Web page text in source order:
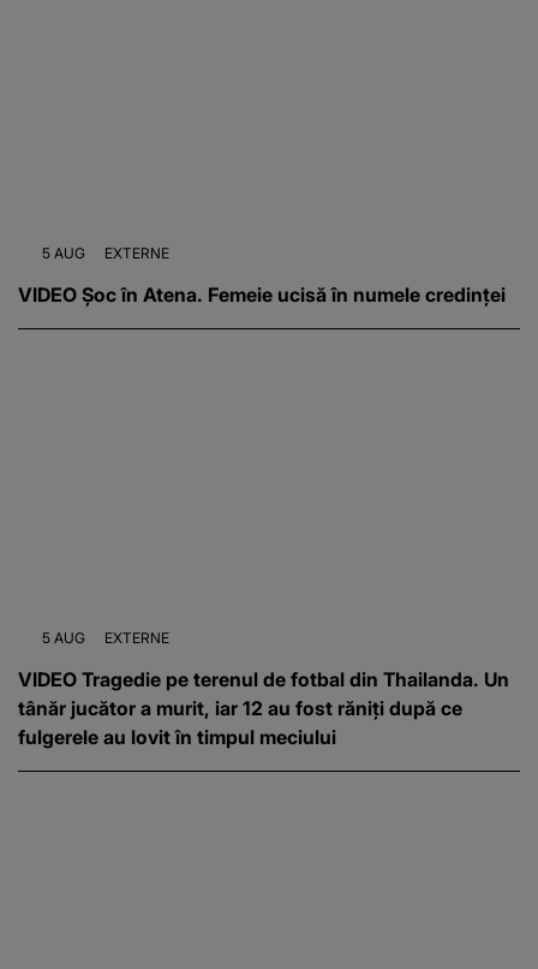
5 AUG EXTERNE
VIDEO Șoc în Atena. Femeie ucisă în numele credinței
5 AUG EXTERNE
VIDEO Tragedie pe terenul de fotbal din Thailanda. Un
tânăr jucător a murit, iar 12 au fost răniți după ce
fulgerele au lovit în timpul meciului